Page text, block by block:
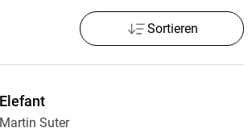
Sortieren
Elefant
Martin Suter